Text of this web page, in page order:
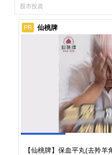
股市投資
PR 仙桃牌
【仙桃牌】保血平丸(去羚羊